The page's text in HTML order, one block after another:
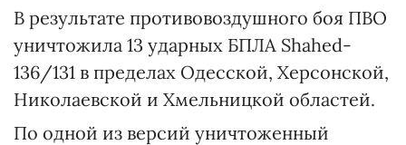
В результате противовоздушного боя ПВО
уничтожила 13 ударных БПЛА Shahed-
136/131 в пределах Одесской, Херсонской,
Николаевской и Хмельницкой областей.
По одной из версий уничтоженный